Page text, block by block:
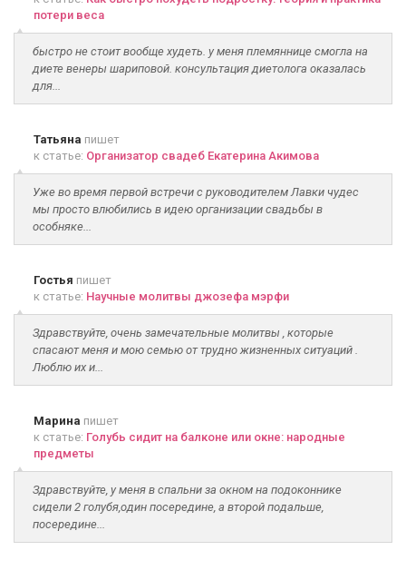
потери веса
быстро не стоит вообще худеть. у меня племяннице смогла на
диете венеры шариповой. консультация диетолога оказалась
для...
Татьяна пишет
к статье: Организатор свадеб Екатерина Акимова
Уже во время первой встречи с руководителем Лавки чудес
мы просто влюбились в идею организации свадьбы в
особняке...
Гостья пишет
к статье: Научные молитвы джозефа мэрфи
Здравствуйте, очень замечательные молитвы , которые
спасают меня и мою семью от трудно жизненных ситуаций .
Люблю их и...
Марина пишет
к статье: Голубь сидит на балконе или окне: народные
предметы
Здравствуйте, у меня в спальни за окном на подоконнике
сидели 2 голубя,один посередине, а второй подальше,
посередине...